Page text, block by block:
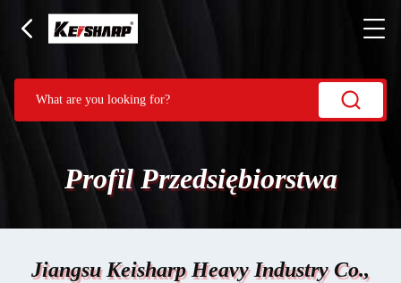
Profil Przedsiębiorstwa
Jiangsu Keisharp Heavy Industry Co.,